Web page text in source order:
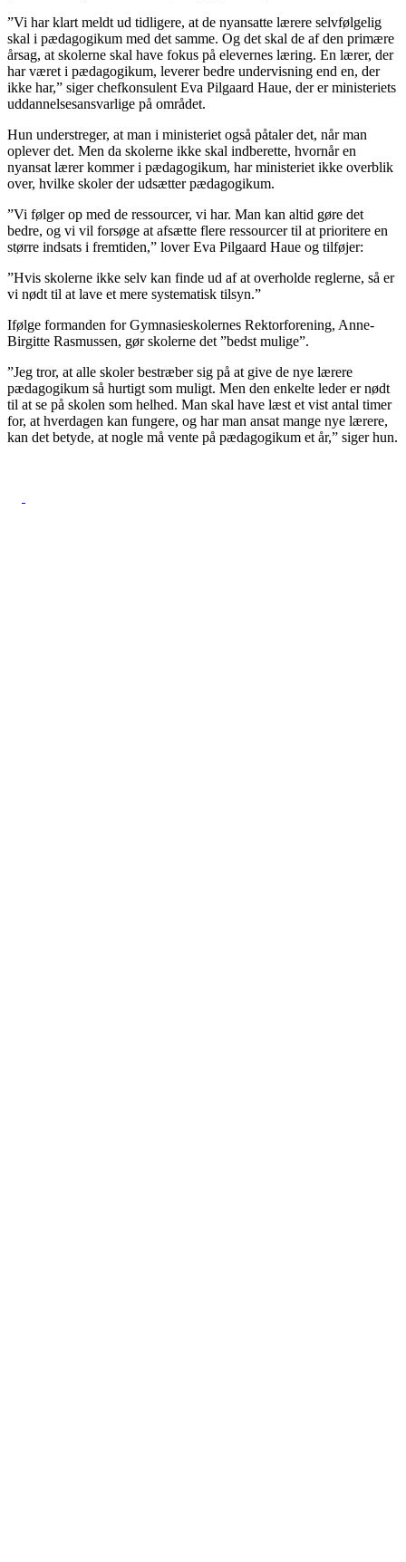
”Vi har klart meldt ud tidligere, at de nyansatte lærere selvfølgelig
skal i pædagogikum med det samme. Og det skal de af den primære
årsag, at skolerne skal have fokus på elevernes læring. En lærer, der
har været i pædagogikum, leverer bedre undervisning end en, der
ikke har,” siger chefkonsulent Eva Pilgaard Haue, der er ministeriets
uddannelsesansvarlige på området.
Hun understreger, at man i ministeriet også påtaler det, når man
oplever det. Men da skolerne ikke skal indberette, hvornår en
nyansat lærer kommer i pædagogikum, har ministeriet ikke overblik
over, hvilke skoler der udsætter pædagogikum.
”Vi følger op med de ressourcer, vi har. Man kan altid gøre det
bedre, og vi vil forsøge at afsætte flere ressourcer til at prioritere en
større indsats i fremtiden,” lover Eva Pilgaard Haue og tilføjer:
”Hvis skolerne ikke selv kan finde ud af at overholde reglerne, så er
vi nødt til at lave et mere systematisk tilsyn.”
Ifølge formanden for Gymnasieskolernes Rektorforening, Anne-
Birgitte Rasmussen, gør skolerne det ”bedst mulige”.
”Jeg tror, at alle skoler bestræber sig på at give de nye lærere
pædagogikum så hurtigt som muligt. Men den enkelte leder er nødt
til at se på skolen som helhed. Man skal have læst et vist antal timer
for, at hverdagen kan fungere, og har man ansat mange nye lærere,
kan det betyde, at nogle må vente på pædagogikum et år,” siger hun.